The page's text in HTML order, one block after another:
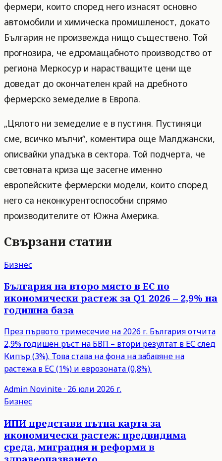
фермери, които според него изнасят основно
автомобили и химическа промишленост, докато
България не произвежда нищо съществено. Той
прогнозира, че едромащабното производство от
региона Меркосур и нарастващите цени ще
доведат до окончателен край на дребното
фермерско земеделие в Европа.
„Цялото ни земеделие е в пустиня. Пустиняци
сме, всичко мълчи“, коментира още Малджански,
описвайки упадъка в сектора. Той подчерта, че
световната криза ще засегне именно
европейските фермерски модели, които според
него са неконкурентоспособни спрямо
производителите от Южна Америка.
Свързани статии
Бизнес
България на второ място в ЕС по
икономически растеж за Q1 2026 – 2,9% на
годишна база
През първото тримесечие на 2026 г. България отчита
2,9% годишен ръст на БВП – втори резултат в ЕС след
Кипър (3%). Това става на фона на забавяне на
растежа в ЕС (1%) и еврозоната (0,8%).
Admin Novinite· 26 юли 2026 г.
Бизнес
ИПИ представи пътна карта за
икономически растеж: предвидима
среда, миграция и реформи в